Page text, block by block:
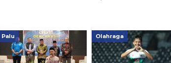
Palu Olahraga